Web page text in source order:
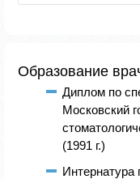
Образование
Диплом по
Московский
(1991 г.)
Интернатура